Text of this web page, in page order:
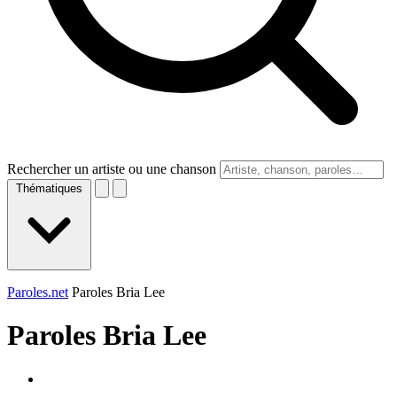
Rechercher un artiste ou une chanson
Thématiques
Paroles.net Paroles Bria Lee
Paroles Bria Lee